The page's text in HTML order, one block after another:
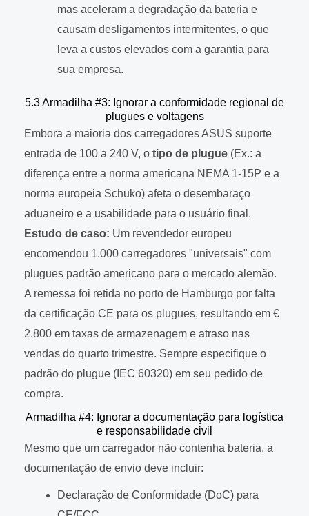
mas aceleram a degradação da bateria e
causam desligamentos intermitentes, o que
leva a custos elevados com a garantia para
sua empresa.
5.3 Armadilha #3: Ignorar a conformidade regional de
plugues e voltagens
Embora a maioria dos carregadores ASUS suporte
entrada de 100 a 240 V, o tipo de plugue (Ex.: a
diferença entre a norma americana NEMA 1-15P e a
norma europeia Schuko) afeta o desembaraço
aduaneiro e a usabilidade para o usuário final.
Estudo de caso: Um revendedor europeu
encomendou 1.000 carregadores "universais" com
plugues padrão americano para o mercado alemão.
A remessa foi retida no porto de Hamburgo por falta
da certificação CE para os plugues, resultando em €
2.800 em taxas de armazenagem e atraso nas
vendas do quarto trimestre. Sempre especifique o
padrão do plugue (IEC 60320) em seu pedido de
compra.
Armadilha #4: Ignorar a documentação para logística
e responsabilidade civil
Mesmo que um carregador não contenha bateria, a
documentação de envio deve incluir:
Declaração de Conformidade (DoC) para